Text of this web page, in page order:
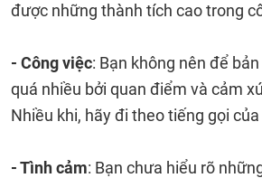
được những thành tích cao trong
- Công việc: Bạn không nên để
quá nhiều bởi quan điểm và cảm
Nhiều khi, hãy đi theo tiếng gọi
- Tình cảm: Bạn chưa hiểu rõ